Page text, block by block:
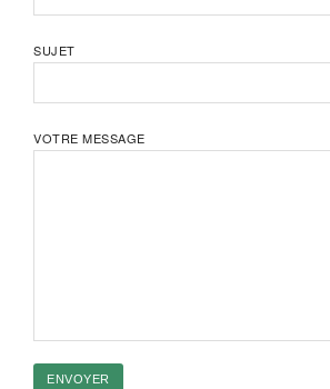
SUJET
VOTRE MESSAGE